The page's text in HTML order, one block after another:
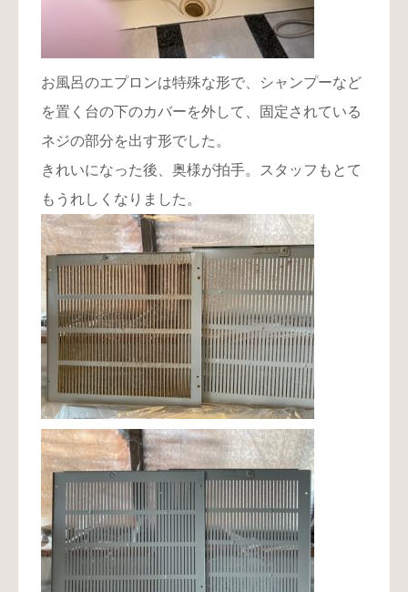
お風呂のエプロンは特殊な形で、シャンプーなど
を置く台の下のカバーを外して、固定されている
ネジの部分を出す形でした。
きれいになった後、奥様が拍手。スタッフもとて
もうれしくなりました。